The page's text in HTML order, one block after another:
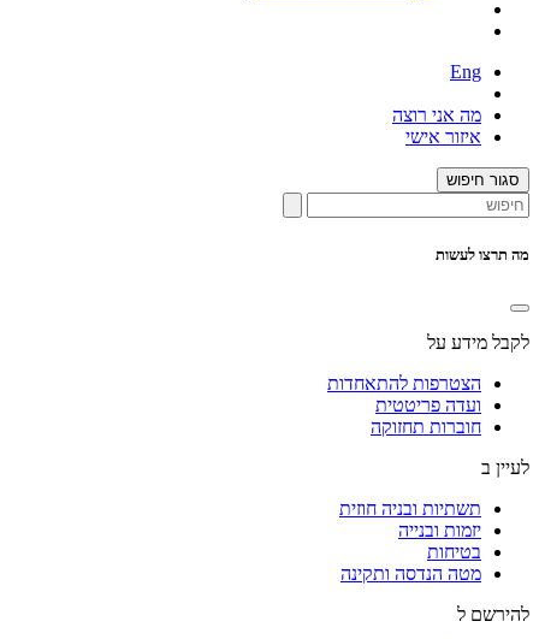
Eng
מה אני רוצה
איזור אישי
סגור חיפוש
מה תרצו לעשות
לקבל מידע על
הצטרפות להתאחדות
ועדה פריטטית
חוברות תחזוקה
לעיין ב
תשתיות ובניה חוזית
יזמות ובנייה
בטיחות
מטה הנדסה ותקינה
להירשם ל